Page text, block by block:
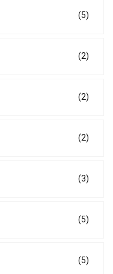
(5)
(2)
(2)
(2)
(3)
(5)
(5)